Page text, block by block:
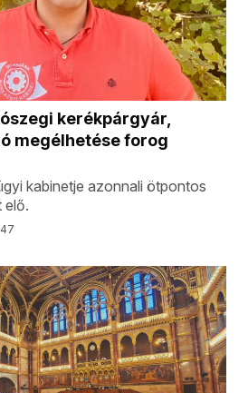
kerékpárgyár,
megélhetése forog
kabinetje azonnali ötpontos
elő.